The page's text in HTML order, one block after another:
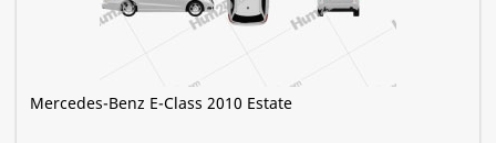
Mercedes-Benz E-Class 2010 Estate